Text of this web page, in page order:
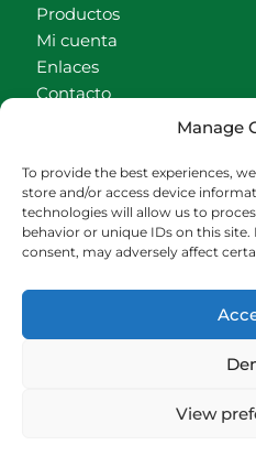
Manage
To provide the best experiences,
store and/or access device
technologies will allow us to
behavior or unique IDs on this
consent, may adversely affect
View
Productos
Mi cuenta
Enlaces
Contacto
CONTACTO
942540013
696426646
609472979
Fdez. Hontoria 20.
De lunes a viernes de